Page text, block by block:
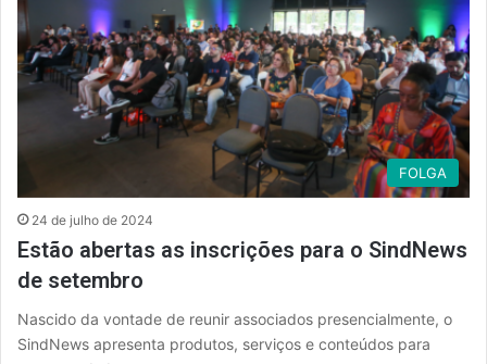
FOLGA
24 de julho de 2024
Estão abertas as inscrições para o SindNews
de setembro
Nascido da vontade de reunir associados presencialmente, o
SindNews apresenta produtos, serviços e conteúdos para